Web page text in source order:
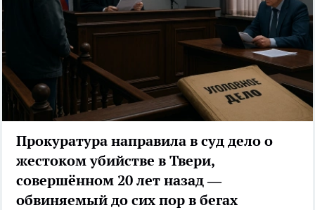
Прокуратура направила в суд дело о
жестоком убийстве в Твери,
совершённом 20 лет назад —
обвиняемый до сих пор в бегах